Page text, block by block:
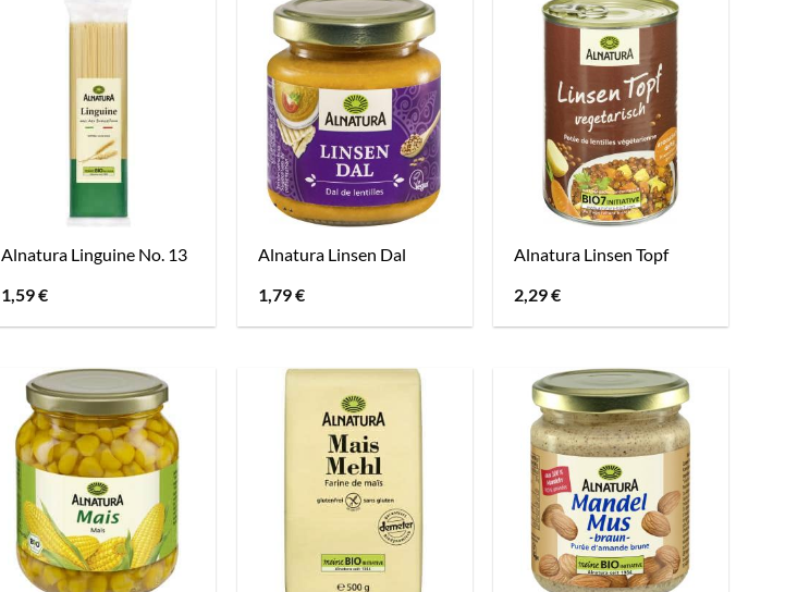
Alnatura Linguine No. 13
1,59€
Alnatura Linsen Dal
1,79€
Alnatura Linsen Topf
2,29€